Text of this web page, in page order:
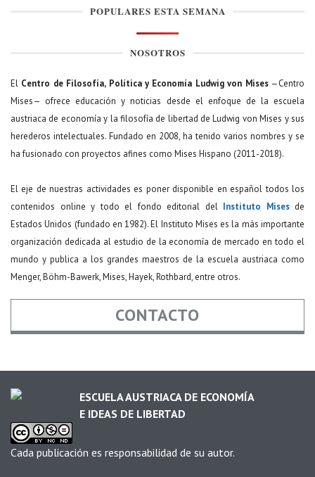
POPULARES ESTA SEMANA
NOSOTROS
El Centro de Filosofía, Política y Economía Ludwig von Mises—Centro
Mises— ofrece educación y noticias desde el enfoque de la escuela
austriaca de economía y la filosofía de libertad de Ludwig von Mises y sus
herederos intelectuales. Fundado en 2008, ha tenido varios nombres y se
ha fusionado con proyectos afines como Mises Hispano (2011-2018).
El eje de nuestras actividades es poner disponible en español todos los
contenidos online y todo el fondo editorial del Instituto Misesde
Estados Unidos (fundado en 1982). El Instituto Mises es la más importante
organización dedicada al estudio de la economía de mercado en todo el
mundo y publica a los grandes maestros de la escuela austriaca como
Menger, Böhm-Bawerk, Mises, Hayek, Rothbard, entre otros.
CONTACTO
Email *
ESCUELA AUSTRIACA DE ECONOMÍA
E IDEAS DE LIBERTAD
Cada publicación es responsabilidad de su autor.